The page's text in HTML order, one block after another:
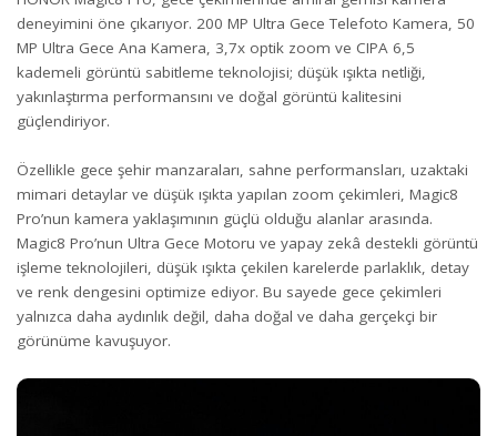
deneyimini öne çıkarıyor. 200 MP Ultra Gece Telefoto Kamera, 50
MP Ultra Gece Ana Kamera, 3,7x optik zoom ve CIPA 6,5
kademeli görüntü sabitleme teknolojisi; düşük ışıkta netliği,
yakınlaştırma performansını ve doğal görüntü kalitesini
güçlendiriyor.
Özellikle gece şehir manzaraları, sahne performansları, uzaktaki
mimari detaylar ve düşük ışıkta yapılan zoom çekimleri, Magic8
Pro’nun kamera yaklaşımının güçlü olduğu alanlar arasında.
Magic8 Pro’nun Ultra Gece Motoru ve yapay zekâ destekli görüntü
işleme teknolojileri, düşük ışıkta çekilen karelerde parlaklık, detay
ve renk dengesini optimize ediyor. Bu sayede gece çekimleri
yalnızca daha aydınlık değil, daha doğal ve daha gerçekçi bir
görünüme kavuşuyor.